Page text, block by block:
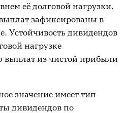
её долговой нагрузки.
зафиксированы в
Устойчивость дивидендов
нагрузке
выплат из чистой прибыли
значение имеет тип
дивидендов по